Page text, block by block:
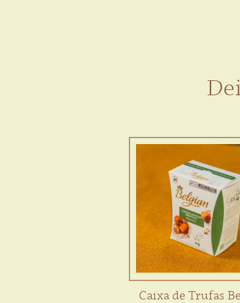
Caixa de Trufas